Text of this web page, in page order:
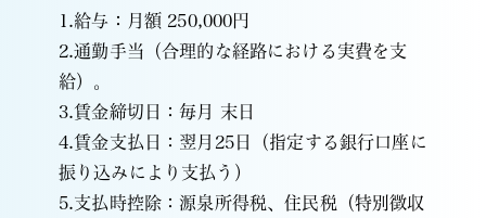
1.給与：月額 250,000円
2.通勤手当（合理的な経路における実費を支
給）。
3.賃金締切日：毎月 末日
4.賃金支払日：翌月25日（指定する銀行口座に
振り込みにより支払う）
5.支払時控除：源泉所得税、住民税（特別徴収